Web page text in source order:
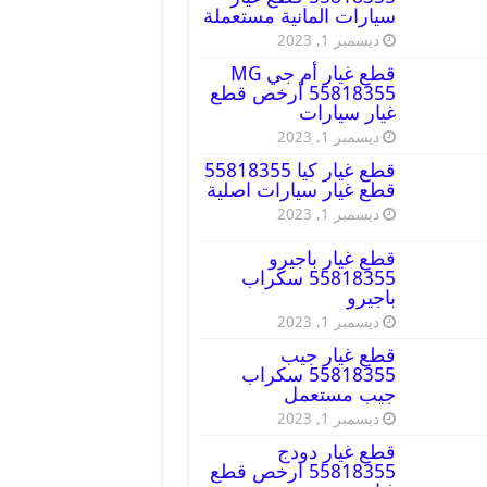
سيارات المانية مستعملة
ديسمبر 1, 2023
قطع غيار أم جي MG
55818355 أرخص قطع
غيار سيارات
ديسمبر 1, 2023
قطع غيار كيا 55818355
قطع غيار سيارات اصلية
ديسمبر 1, 2023
قطع غيار باجيرو
55818355 سكراب
باجيرو
ديسمبر 1, 2023
قطع غيار جيب
55818355 سكراب
جيب مستعمل
ديسمبر 1, 2023
قطع غيار دودج
55818355 ارخص قطع